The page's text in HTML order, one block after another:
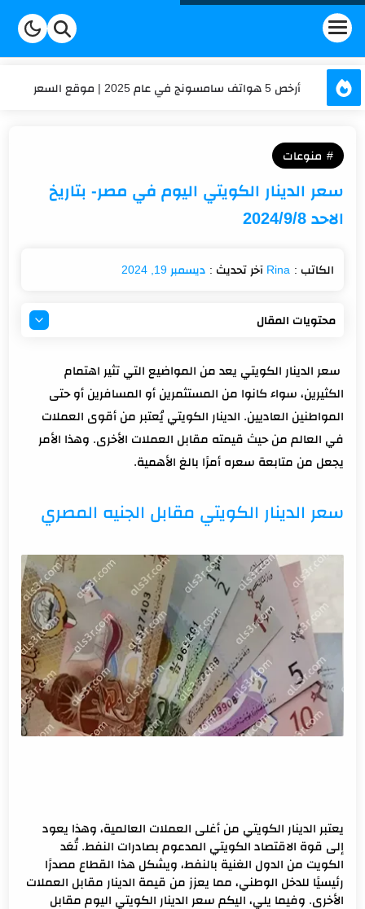
أرخص 5 هواتف سامسونج في عام 2025 | موقع السعر
كم تكلفة شحن موبايلي في 2025؟ تعرف على أحدث الأسعار
منوعات
سعر الدينار الكويتي اليوم في مصر- بتاريخ
الاحد 2024/9/8
ديسمبر 19, 2024
محتويات المقال
سعر الدينار الكويتي مقابل العملات الاخرى:
سعر الدينار الكويتي مقابل الريال السعودي
سعر الدينار الكويتي مقابل الدولار الامريكي
سعر الدينار الكويتي مقابل اليورو:
ختاماً
سعر الدينار الكويتي يعد من المواضيع التي تثير اهتمام
الكثيرين، سواء كانوا من المستثمرين أو المسافرين أو حتى
المواطنين العاديين. الدينار الكويتي يُعتبر من أقوى العملات
في العالم من حيث قيمته مقابل العملات الأخرى. وهذا الأمر
يجعل من متابعة سعره أمرًا بالغ الأهمية.
سعر الدينار الكويتي مقابل الجنيه المصري
يعتبر الدينار الكويتي من أغلى العملات العالمية، وهذا يعود
إلى قوة الاقتصاد الكويتي المدعوم بصادرات النفط. تُعَد
الكويت من الدول الغنية بالنفط، ويشكل هذا القطاع مصدرًا
رئيسيًا للدخل الوطني، مما يعزز من قيمة الدينار مقابل العملات
الأخرى. وفيما يلي، اليكم سعر الدينار الكويتي اليوم مقابل